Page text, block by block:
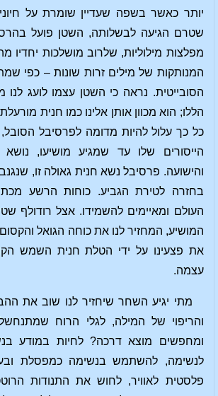
יותר כאשר בשפה שעדיין שומרת על
שטרם הגיעה לבשלותה, השטן פועל
מפלצות מילוליות, שלרוב מושלכות יחדיו
המנותקות של מילים זרות שונות – כפי
הסובייטית. נראה כי השטן עצמו לועג לנו
הללו; הוא מכוון אותן אלינו כמו חנית
כל כך עלול להיות מדומה לפרסיבל
הייסורים שלו עד שמגיע מושיעו,
והישועה. פרסיבל נשא חנית גאולה זו,
בחזרה לטירת הגביע. כוחות הרשע
העולם ומאיימים להשמידו. אצל רודולף
המושיע, המחזיר לנו את כוחה הגואל
את פצעינו על ידי הטלת חנית השמש
עצמה.
מתי יגיע השחר שיחזיר לנו שוב את
והריפוי של המילה, לגלי הרוח
ומחפשים מוצא דרכה? לחיות במודע
לנשימה, להשתמש בנשימה כמפסלת
פלסטית לאוויר, לחוש את התנודות